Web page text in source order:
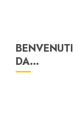
BENVENUTI
DA…